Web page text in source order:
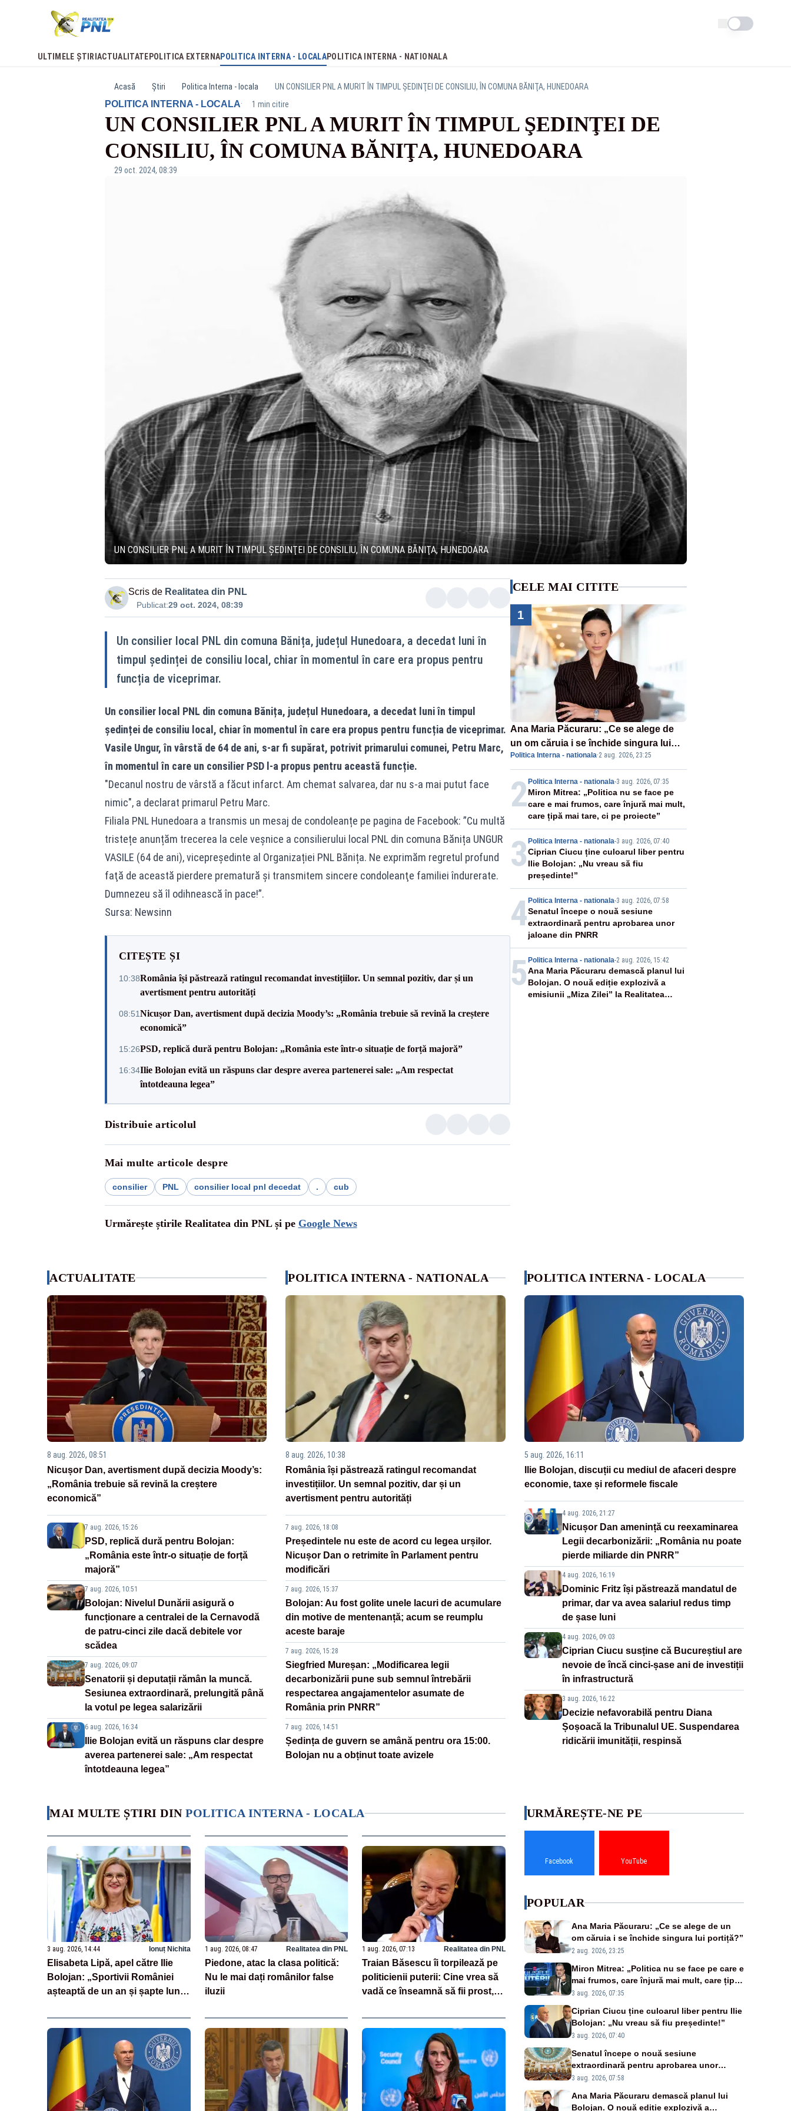
Schimba tema
ULTIMELE ȘTIRI ACTUALITATE POLITICA EXTERNAPOLITICA INTERNA - LOCALAPOLITICA INTERNA - NATIONALA
Acasă Știri Politica Interna - locala UN CONSILIER PNL A MURIT ÎN TIMPUL ŞEDINŢEI DE CONSILIU, ÎN COMUNA BĂNIŢA, HUNEDOARA
POLITICA INTERNA - LOCALA· 1 min citire
UN CONSILIER PNL A MURIT ÎN TIMPUL ŞEDINŢEI DE
CONSILIU, ÎN COMUNA BĂNIŢA, HUNEDOARA
29 oct. 2024, 08:39
UN CONSILIER PNL A MURIT ÎN TIMPUL ŞEDINŢEI DE CONSILIU, ÎN COMUNA BĂNIŢA, HUNEDOARA
Scris de Realitatea din PNL
Publicat:29 oct. 2024, 08:39
Un consilier local PNL din comuna Bănița, județul Hunedoara, a decedat luni în
timpul ședinței de consiliu local, chiar în momentul în care era propus pentru
funcția de viceprimar.
Un consilier local PNL din comuna Bănița, județul Hunedoara, a decedat luni în timpul
ședinței de consiliu local, chiar în momentul în care era propus pentru funcția de viceprimar.
Vasile Ungur, în vârstă de 64 de ani, s-ar fi supărat, potrivit primarului comunei, Petru Marc,
în momentul în care un consilier PSD l-a propus pentru această funcție.
"Decanul nostru de vârstă a făcut infarct. Am chemat salvarea, dar nu s-a mai putut face
nimic", a declarat primarul Petru Marc.
Filiala PNL Hunedoara a transmis un mesaj de condoleanțe pe pagina de Facebook: ”Cu multă
tristețe anunțăm trecerea la cele veșnice a consilierului local PNL din comuna Bănița UNGUR
VASILE (64 de ani), vicepreședinte al Organizației PNL Bănița. Ne exprimăm regretul profund
faţă de această pierdere prematură şi transmitem sincere condoleanţe familiei îndurerate.
Dumnezeu să îl odihnească în pace!”.
Sursa: Newsinn
CITEȘTE ȘI
10:38România își păstrează ratingul recomandat investițiilor. Un semnal pozitiv, dar și un
avertisment pentru autorități
08:51Nicușor Dan, avertisment după decizia Moody’s: „România trebuie să revină la creștere
economică”
15:26PSD, replică dură pentru Bolojan: „România este într-o situație de forță majoră”
16:34Ilie Bolojan evită un răspuns clar despre averea partenerei sale: „Am respectat
întotdeauna legea”
Distribuie articolul
Mai multe articole despre
consilier PNL consilier local pnl decedat . cub
Urmărește știrile Realitatea din PNL și pe Google News
CELE MAI CITITE
1
Ana Maria Păcuraru: „Ce se alege de
un om căruia i se închide singura lui
portiță?”
Politica Interna - nationala·2 aug. 2026, 23:25
2 Politica Interna - nationala-3 aug. 2026, 07:35
Miron Mitrea: „Politica nu se face pe
care e mai frumos, care înjură mai mult,
care țipă mai tare, ci pe proiecte”
3 Politica Interna - nationala-3 aug. 2026, 07:40
Ciprian Ciucu ține culoarul liber pentru
Ilie Bolojan: „Nu vreau să fiu
președinte!”
4 Politica Interna - nationala-3 aug. 2026, 07:58
Senatul începe o nouă sesiune
extraordinară pentru aprobarea unor
jaloane din PNRR
5 Politica Interna - nationala-2 aug. 2026, 15:42
Ana Maria Păcuraru demască planul lui
Bolojan. O nouă ediție explozivă a
emisiunii „Miza Zilei” la Realitatea
ACTUALITATE
8 aug. 2026, 08:51
Nicușor Dan, avertisment după decizia Moody’s:
„România trebuie să revină la creștere
economică”
7 aug. 2026, 15:26
PSD, replică dură pentru Bolojan:
„România este într-o situație de forță
majoră”
7 aug. 2026, 10:51
Bolojan: Nivelul Dunării asigură o
funcționare a centralei de la Cernavodă
de patru-cinci zile dacă debitele vor
scădea
7 aug. 2026, 09:07
Senatorii și deputații rămân la muncă.
Sesiunea extraordinară, prelungită până
la votul pe legea salarizării
6 aug. 2026, 16:34
Ilie Bolojan evită un răspuns clar despre
averea partenerei sale: „Am respectat
întotdeauna legea”
POLITICA INTERNA - NATIONALA
8 aug. 2026, 10:38
România își păstrează ratingul recomandat
investițiilor. Un semnal pozitiv, dar și un
avertisment pentru autorități
7 aug. 2026, 18:08
Președintele nu este de acord cu legea urșilor.
Nicușor Dan o retrimite în Parlament pentru
modificări
7 aug. 2026, 15:37
Bolojan: Au fost golite unele lacuri de acumulare
din motive de mentenanță; acum se reumplu
aceste baraje
7 aug. 2026, 15:28
Siegfried Mureșan: „Modificarea legii
decarbonizării pune sub semnul întrebării
respectarea angajamentelor asumate de
România prin PNRR”
7 aug. 2026, 14:51
Ședința de guvern se amână pentru ora 15:00.
Bolojan nu a obținut toate avizele
POLITICA INTERNA - LOCALA
5 aug. 2026, 16:11
Ilie Bolojan, discuții cu mediul de afaceri despre
economie, taxe și reformele fiscale
4 aug. 2026, 21:27
Nicușor Dan amenință cu reexaminarea
Legii decarbonizării: „România nu poate
pierde miliarde din PNRR”
4 aug. 2026, 16:19
Dominic Fritz își păstrează mandatul de
primar, dar va avea salariul redus timp
de șase luni
4 aug. 2026, 09:03
Ciprian Ciucu susține că Bucureștiul are
nevoie de încă cinci-șase ani de investiții
în infrastructură
3 aug. 2026, 16:22
Decizie nefavorabilă pentru Diana
Șoșoacă la Tribunalul UE. Suspendarea
ridicării imunității, respinsă
MAI MULTE ȘTIRI DIN POLITICA INTERNA - LOCALA
3 aug. 2026, 14:44 Ionuț Nichita
Elisabeta Lipă, apel către Ilie
Bolojan: „Sportivii României
așteaptă de un an și șapte luni
1 aug. 2026, 08:47 Realitatea din PNL
Piedone, atac la clasa politică:
Nu le mai dați românilor false
iluzii
1 aug. 2026, 07:13 Realitatea din PNL
Traian Băsescu îi torpilează pe
politicienii puterii: Cine vrea să
vadă ce înseamnă să fii prost,
URMĂREȘTE-NE PE
Facebook YouTube
POPULAR
Ana Maria Păcuraru: „Ce se alege de un
om căruia i se închide singura lui portiță?”
2 aug. 2026, 23:25
Miron Mitrea: „Politica nu se face pe care e
mai frumos, care înjură mai mult, care țipă
mai tare, ci pe proiecte”
3 aug. 2026, 07:35
Ciprian Ciucu ține culoarul liber pentru Ilie
Bolojan: „Nu vreau să fiu președinte!”
3 aug. 2026, 07:40
Senatul începe o nouă sesiune
extraordinară pentru aprobarea unor
jaloane din PNRR
3 aug. 2026, 07:58
Ana Maria Păcuraru demască planul lui
Bolojan. O nouă ediție explozivă a